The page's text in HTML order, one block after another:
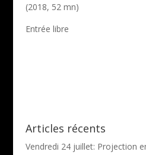
(2018, 52 mn)
Entrée libre
Articles récents
Vendredi 24 juillet: Projection